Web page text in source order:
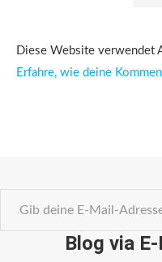
Diese Website verwendet
Erfahre, wie deine
Blog via